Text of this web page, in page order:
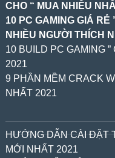
CHO “ MUA NHIỀU
10 PC GAMING GIÁ
NHIỀU NGƯỜI THÍCH
10 BUILD PC GAMING
2021
9 PHẦN MỀM CRACK
NHẤT 2021
HƯỚNG DẪN CÀI ĐẶT
MỚI NHẤT 2021